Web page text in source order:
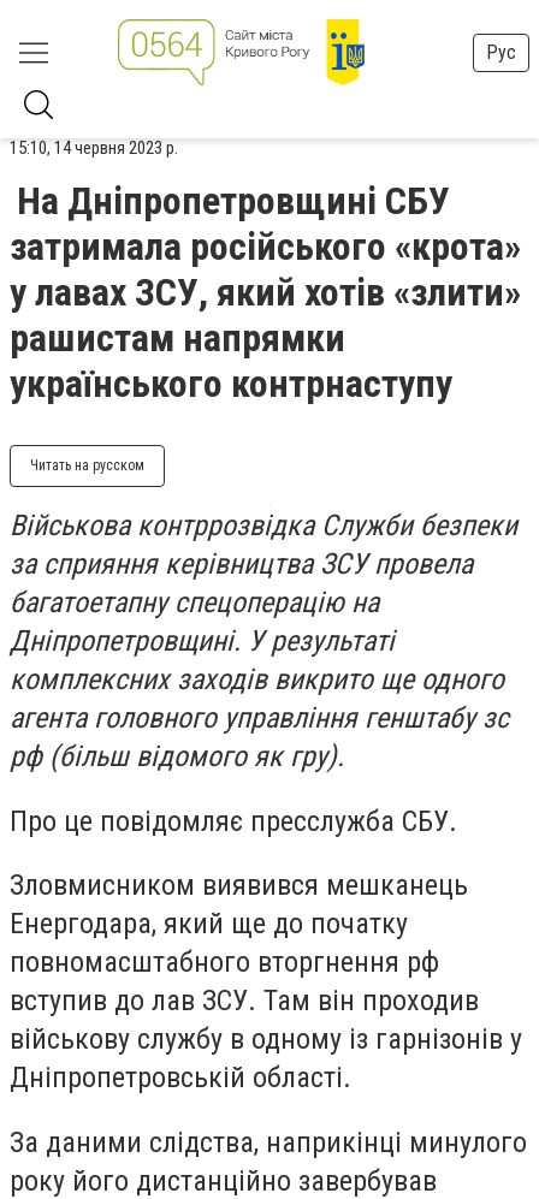
Рус
15:10, 14 червня 2023 р.
На Дніпропетровщині СБУ
затримала російського «крота»
у лавах ЗСУ, який хотів «злити»
рашистам напрямки
українського контрнаступу
Читать на русском
Військова контррозвідка Служби безпеки
за сприяння керівництва ЗСУ провела
багатоетапну спецоперацію на
Дніпропетровщині. У результаті
комплексних заходів викрито ще одного
агента головного управління генштабу зс
рф (більш відомого як гру).
Про це повідомляє пресслужба СБУ.
Зловмисником виявився мешканець
Енергодара, який ще до початку
повномасштабного вторгнення рф
вступив до лав ЗСУ. Там він проходив
військову службу в одному із гарнізонів у
Дніпропетровській області.
За даними слідства, наприкінці минулого
року його дистанційно завербував